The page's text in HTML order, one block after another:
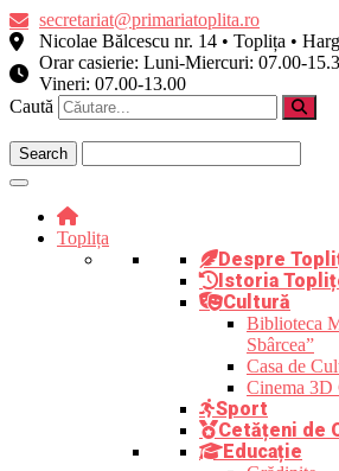
Skip
to
content
secretariat@primariatoplita.ro
Nicolae Bălcescu nr. 14 • Toplița •
Orar casierie: Luni-Miercuri: 07.00-
Vineri: 07.00-13.00
Caută
Toplița
Despre
Istoria
Cultură
Biblioteca
Sbârcea”
Casa de
Cinema 3D
Sport
Cetățeni de
Educație